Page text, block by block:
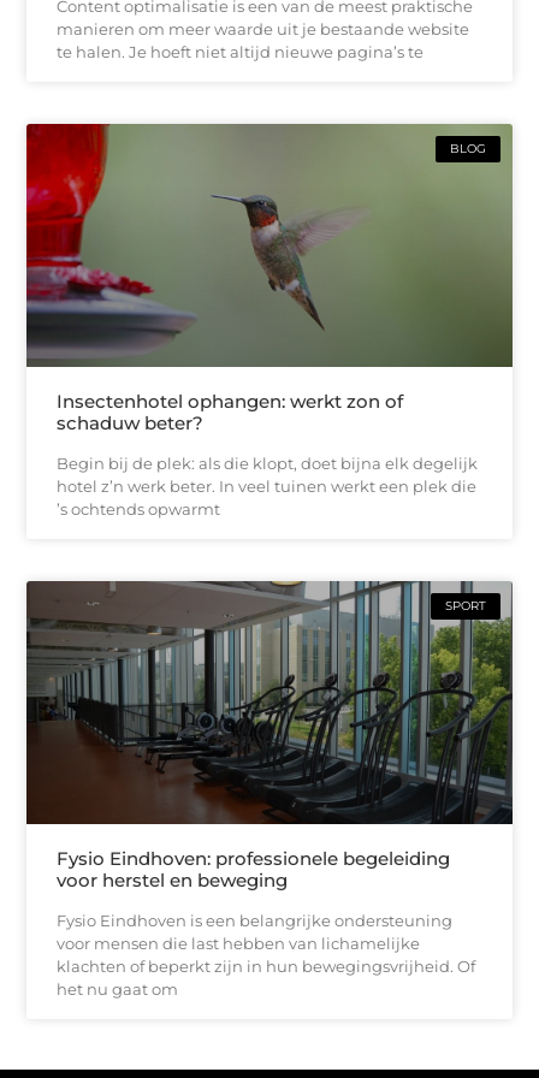
Content optimalisatie is een van de meest praktische
manieren om meer waarde uit je bestaande website
te halen. Je hoeft niet altijd nieuwe pagina’s te
BLOG
Insectenhotel ophangen: werkt zon of
schaduw beter?
Begin bij de plek: als die klopt, doet bijna elk degelijk
hotel z’n werk beter. In veel tuinen werkt een plek die
’s ochtends opwarmt
SPORT
Fysio Eindhoven: professionele begeleiding
voor herstel en beweging
Fysio Eindhoven is een belangrijke ondersteuning
voor mensen die last hebben van lichamelijke
klachten of beperkt zijn in hun bewegingsvrijheid. Of
het nu gaat om